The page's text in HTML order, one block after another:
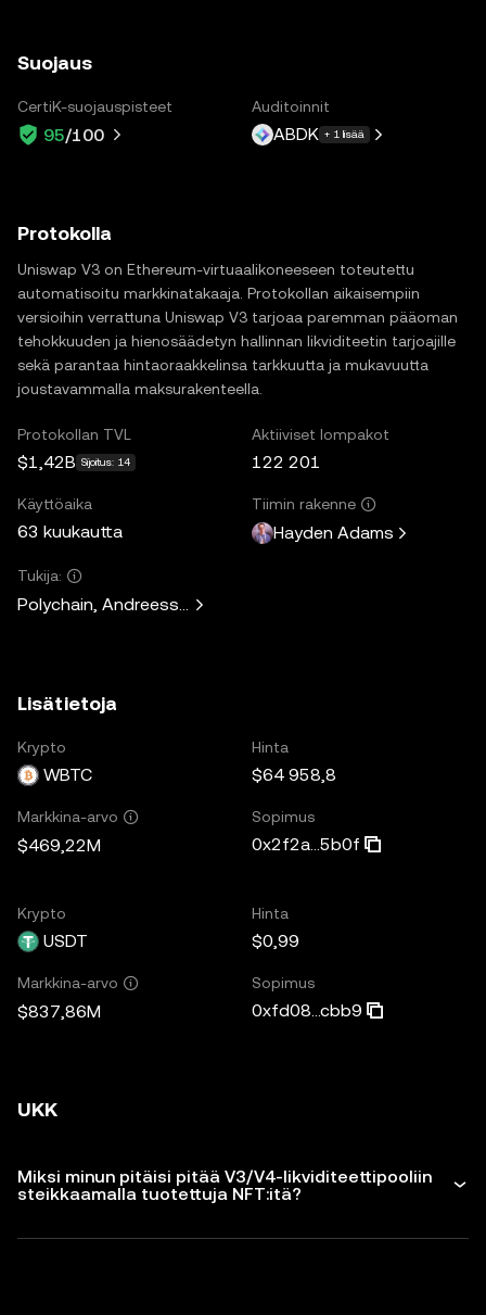
Suojaus
CertiK-suojauspisteet
95/100
Auditoinnit
ABDK + 1 lisää
Protokolla
Uniswap V3 on Ethereum-virtuaalikoneeseen toteutettu
automatisoitu markkinatakaaja. Protokollan aikaisempiin
versioihin verrattuna Uniswap V3 tarjoaa paremman pääoman
tehokkuuden ja hienosäädetyn hallinnan likviditeetin tarjoajille
sekä parantaa hintaoraakkelinsa tarkkuutta ja mukavuutta
joustavammalla maksurakenteella.
Protokollan TVL
$1,42B Sijoitus: 14
Aktiiviset lompakot
122 201
Käyttöaika
63 kuukautta
Tiimin rakenne
Hayden Adams
Tukija:
Polychain, Andreessen Horowitz, Paradigm, Variant Fund,
Lisätietoja
Krypto
WBTC
Hinta
$64 958,8
Markkina-arvo
$469,22M
Sopimus
0x2f2a...5b0f
Krypto
USDT
Hinta
$0,99
Markkina-arvo
$837,86M
Sopimus
0xfd08...cbb9
UKK
Miksi minun pitäisi pitää V3/V4-likviditeettipooliin
steikkaamalla tuotettuja NFT:itä?